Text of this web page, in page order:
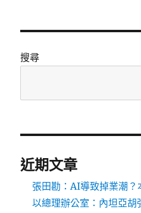
搜尋
近期文章
張田勘：AI導致掉業潮
以總理辦公室：內坦亞